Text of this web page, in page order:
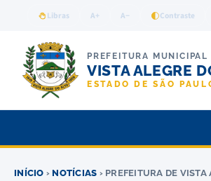
Libras A+ A− Contraste
PREFEITURA MUNICIPAL
VISTA ALEGRE
ESTADO DE SÃO
INÍCIO ›NOTÍCIAS › PREFEITURA DE VISTA